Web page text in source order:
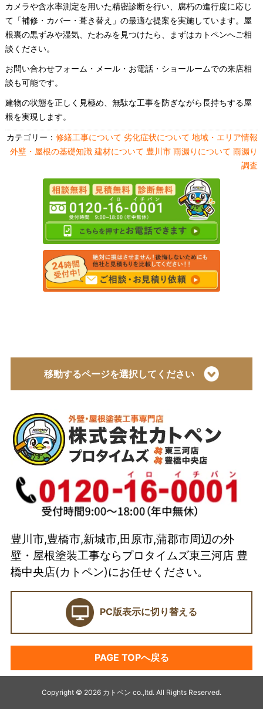
カメラや含水率測定を用いた精密診断を行い、腐朽の進行度に応じ
て「補修・カバー・葺き替え」の最適な提案を実施しています。屋
根裏の黒ずみや湿気、たわみを見つけたら、まずはカトペンへご相
談ください。
お問い合わせフォーム・メール・お電話・ショールームでの来店相
談も可能です。
建物の状態を正しく見極め、無駄な工事を防ぎながら長持ちする屋
根を実現します。
カテゴリー：修繕工事について 劣化症状について 地域・エリア情報
外壁・屋根の基礎知識 建材について 豊川市 雨漏りについて 雨漏り
調査
移動するページを選択してください
会社概要
代表取締役 加藤宜久よりご挨拶
イベント
選ばれている理由とは？
カトペンの技術力
当店の強み
ショールーム
契約前に確認したい業者選びの7つのポイント
外壁塗装セミナー
豊川市,豊橋市,新城市,田原市,蒲郡市周辺の外
壁・屋根塗装工事ならプロタイムズ東三河店 豊
橋中央店(カトペン)にお任せください。
PC版表示に切り替える
PAGE TOPへ戻る
Copyright © 2026 カトペン co.,ltd. All Rights Reserved.